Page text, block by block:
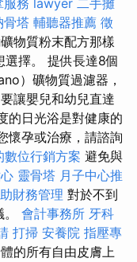
服務 lawyer 二手攤
骨塔 輔聽器推薦 徵
物質粉末配方那樣
擇。 提供長達8個
）礦物質過濾器，
讓嬰兒和幼兒直達
的日光浴是對健康的
懷孕或治療，請諮詢
數位行銷方案 避免與
靈骨塔 月子中心推
財務管理 對於不到
會計事務所 牙科
打掃 安養院 指壓專
的所有自由皮膚上